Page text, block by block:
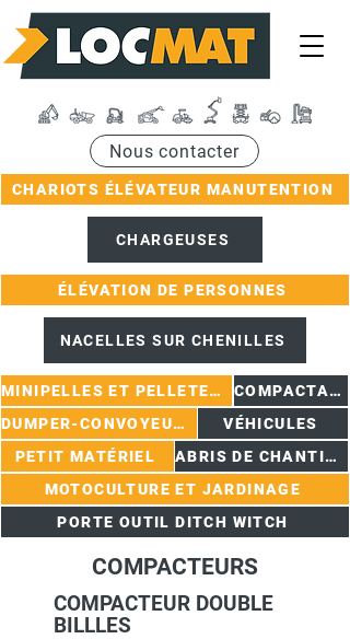
CHARIOTS ÉLÉVATEUR MANUTENTION
ÉLÉVATION DE PERSONNES
MINIPELLES ET PELLETEUSES
COMPACTAGE
DUMPER-CONVOYEURS
VÉHICULES
PETIT MATÉRIEL
ABRIS DE CHANTIER
MOTOCULTURE ET JARDINAGE
PORTE OUTIL DITCH WITCH
Nous contacter
NACELLES SUR CHENILLES
CHARGEUSES
COMPACTEURS
COMPACTEUR DOUBLE
BILLLES